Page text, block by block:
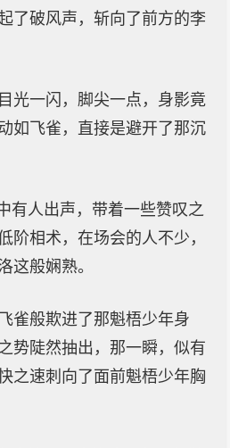
了破风声，斩向了前方的李
光一闪，脚尖一点，身影竟
如飞雀，直接是避开了那沉
有人出声，带着一些赞叹之
阶相术，在场会的人不少，
这般娴熟。
雀般欺进了那魁梧少年身
势陡然抽出，那一瞬，似有
之速刺向了面前魁梧少年胸